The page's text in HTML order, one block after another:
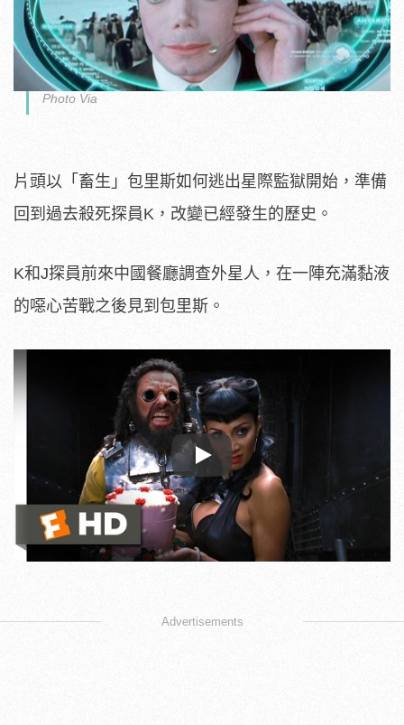
Photo Via
片頭以「畜生」包里斯如何逃出星際監獄開始，準備
回到過去殺死探員K，改變已經發生的歷史。
K和J探員前來中國餐廳調查外星人，在一陣充滿黏液
的噁心苦戰之後見到包里斯。
Play
Advertisements